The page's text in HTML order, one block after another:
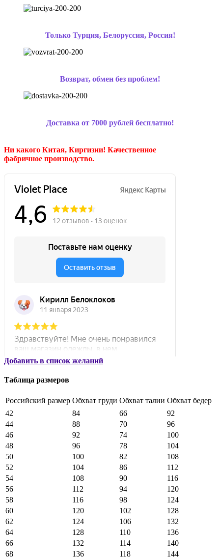
Только Турция, Белоруссия, Россия!
Возврат, обмен без проблем!
Доставка от 7000 рублей бесплатно!
Ни какого Китая, Киргизии! Качественное
фабричное производство.
Добавить в список желаний
Таблица размеров
Российский размер Обхват груди Обхват талии Обхват бедер
42
84 66
92
44
88 70
96
46
92 74
100
48
96 78
104
50
100 82
108
52
104 86
112
54
108 90
116
56
112 94
120
58
116 98
124
60
120 102
128
62
124 106
132
64
128 110
136
66
132 114
140
68
136 118
144